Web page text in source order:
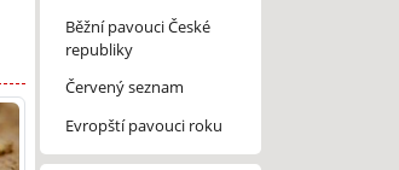
Běžní pavouci České
republiky
Červený seznam
Evropští pavouci roku